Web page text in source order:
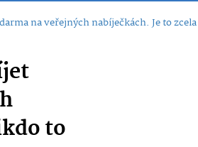
na veřejných nabíječkách. Je to
to